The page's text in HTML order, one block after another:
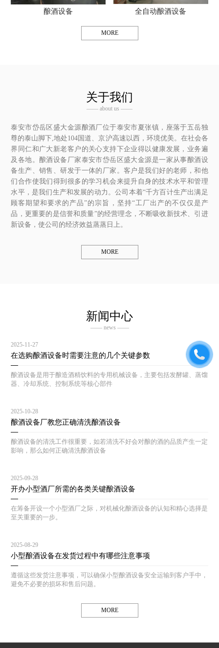
酿酒设备 全自动酿酒设备
MORE
关于我们
—— about us ——
泰安市岱岳区盛大金源酿酒厂位于泰安市夏张镇，座落于五岳独
尊的泰山脚下,地处104国道、京沪高速以西，环境优美。在社会各
界同仁和广大新老客户的关心支持下企业得以健康发展，业务遍
及各地。酿酒设备厂家泰安市岱岳区盛大金源是一家从事酿酒设
备生产、销售、研发于一体的厂家。客户是我们好的老师，和他
们合作使我们得到很多的学习机会来提升自身的技术水平和管理
水平，是我们生产和发展的动力。公司本着“千方百计生产出满足
顾客期望和要求的产品”的宗旨，坚持“工厂出产的不仅仅是产
品，更重要的是信誉和质量”的经营理念，不断吸收新技术、引进
新设备，使公司的经济效益蒸蒸日上。
MORE
新闻中心
—— news ——
2025-11-27
在选购酿酒设备时需要注意的几个关键参数
酿酒设备是用于酿造酒精饮料的专用机械设备，主要包括发酵罐、蒸馏
器、冷却系统、控制系统等核心部件
2025-10-28
酿酒设备厂教您正确清洗酿酒设备
酿酒设备的清洗工作很重要，如若清洗不好会对酿的酒的品质产生一定
影响，那么如何正确清洗酿酒设备
2025-09-28
开办小型酒厂所需的各类关键酿酒设备
在筹备开设一个小型酒厂之际，对机械化酿酒设备的认知和精心选择是
至关重要的一步。
2025-08-29
小型酿酒设备在发货过程中有哪些注意事项
遵循这些发货注意事项，可以确保小型酿酒设备安全运输到客户手中，
避免不必要的损坏和售后问题。
MORE